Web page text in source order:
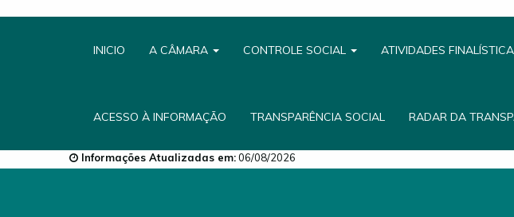
INICIO A CÂMARA CONTROLE SOCIAL ATIVIDADES
ACESSO À INFORMAÇÃO TRANSPARÊNCIA SOCIAL RADAR DA
Informações Atualizadas em:06/08/2026